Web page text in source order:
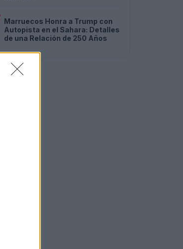
Marruecos Honra a Trump con
Autopista en el Sahara: Detalles
de una Relación de 250 Años